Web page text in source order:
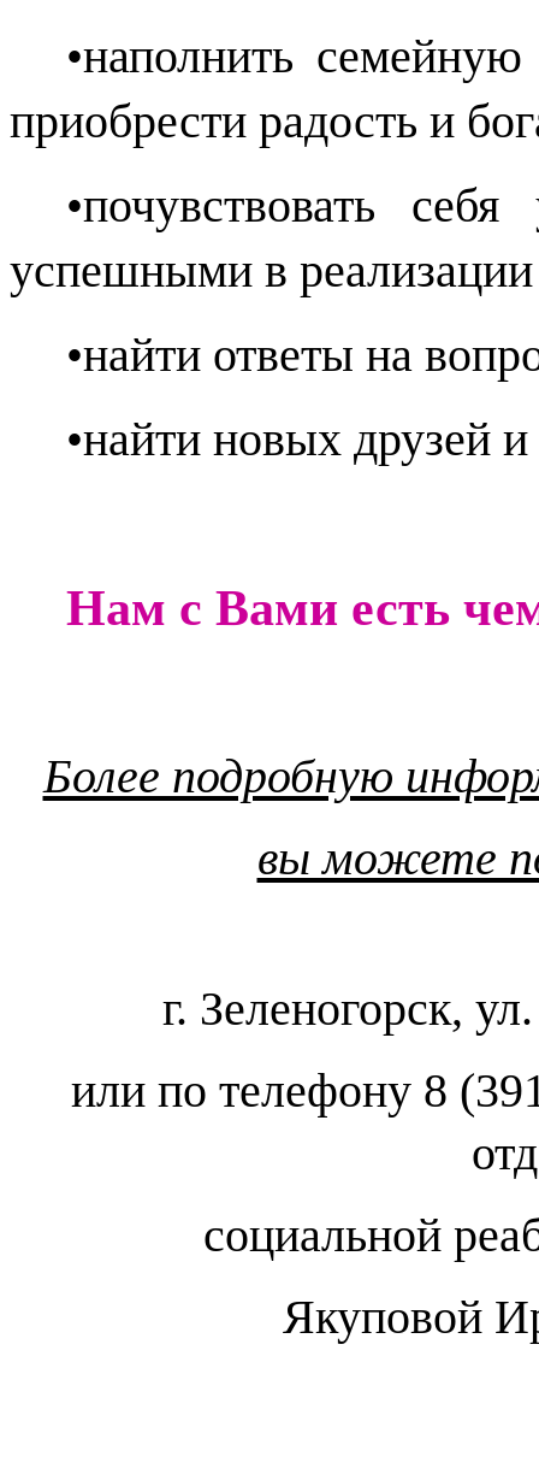
•наполнить
приобрести радость и
•почувствовать
успешными в реализации
•найти ответы на
•найти новых друзей
Нам с Вами есть
Более подробную
вы можете
г. Зеленогорск,
или по телефону 8
социальной
Якуповой